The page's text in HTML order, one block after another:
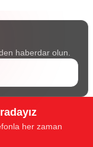
haberdar olun.
her zaman